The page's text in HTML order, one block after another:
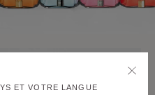
ET VOTRE LANGUE